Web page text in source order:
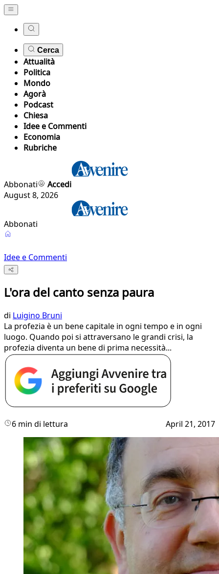
Cerca
Attualità
Politica
Mondo
Agorà
Podcast
Chiesa
Idee e Commenti
Economia
Rubriche
Abbonati
Accedi
August 8, 2026
Abbonati
Idee e Commenti
L'ora del canto senza paura
di Luigino Bruni
La profezia è un bene capitale in ogni tempo e in ogni
luogo. Quando poi si attraversano le grandi crisi, la
profezia diventa un bene di prima necessità...
6 min di lettura April 21, 2017